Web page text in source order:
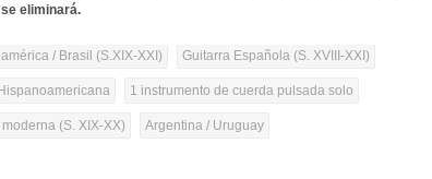
eliminará.
/ Brasil (S.XIX-XXI) Guitarra Española (S. XVIII-XXI)
1 instrumento de cuerda pulsada solo
(S. XIX-XX) Argentina / Uruguay